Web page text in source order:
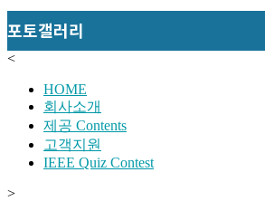
포토갤러리
<
HOME
회사소개
제공 Contents
고객지원
IEEE Quiz Contest
>